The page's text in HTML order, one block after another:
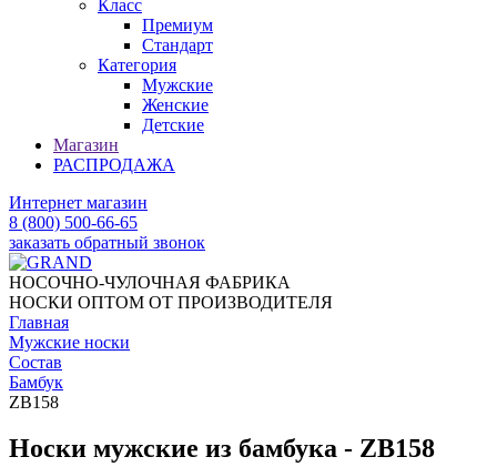
Класс
Премиум
Стандарт
Категория
Мужские
Женские
Детские
Магазин
РАСПРОДАЖА
Интернет магазин
8 (800) 500-66-65
заказать обратный звонок
НОСОЧНО-ЧУЛОЧНАЯ ФАБРИКА
НОСКИ ОПТОМ ОТ ПРОИЗВОДИТЕЛЯ
Главная
Мужские носки
Состав
Бамбук
ZB158
Носки мужские из бамбука - ZB158